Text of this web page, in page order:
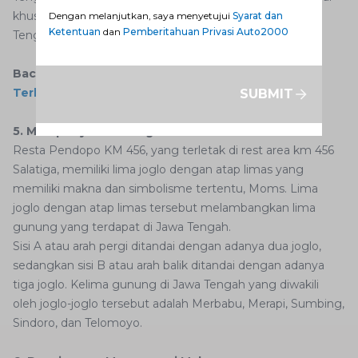
khusus yang menjual produk khas Salatiga dan Jawa
Tengah.
Baca Juga:
Terlengkap 2024
5. Mempunyai Lima Joglo
Resta Pendopo KM 456, yang terletak di rest area km 456
Salatiga, memiliki lima joglo dengan atap limas yang
memiliki makna dan simbolisme tertentu, Moms. Lima
joglo dengan atap limas tersebut melambangkan lima
gunung yang terdapat di Jawa Tengah.
Sisi A atau arah pergi ditandai dengan adanya dua joglo,
sedangkan sisi B atau arah balik ditandai dengan adanya
tiga joglo. Kelima gunung di Jawa Tengah yang diwakili
oleh joglo-joglo tersebut adalah Merbabu, Merapi, Sumbing,
Sindoro, dan Telomoyo.
Dengan melanjutkan, saya menyetujui Syarat dan
Ketentuan dan Pemberitahuan Privasi Auto2000
SUBMIT